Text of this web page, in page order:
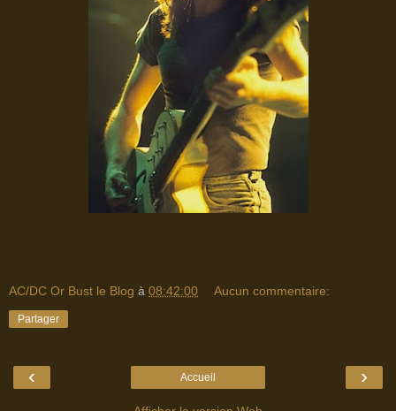
AC/DC Or Bust le Blog à 08:42:00 Aucun commentaire:
Partager
‹ ›
Accueil